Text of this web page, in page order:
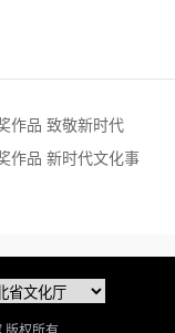
作品 致敬新时代
作品 新时代文化事